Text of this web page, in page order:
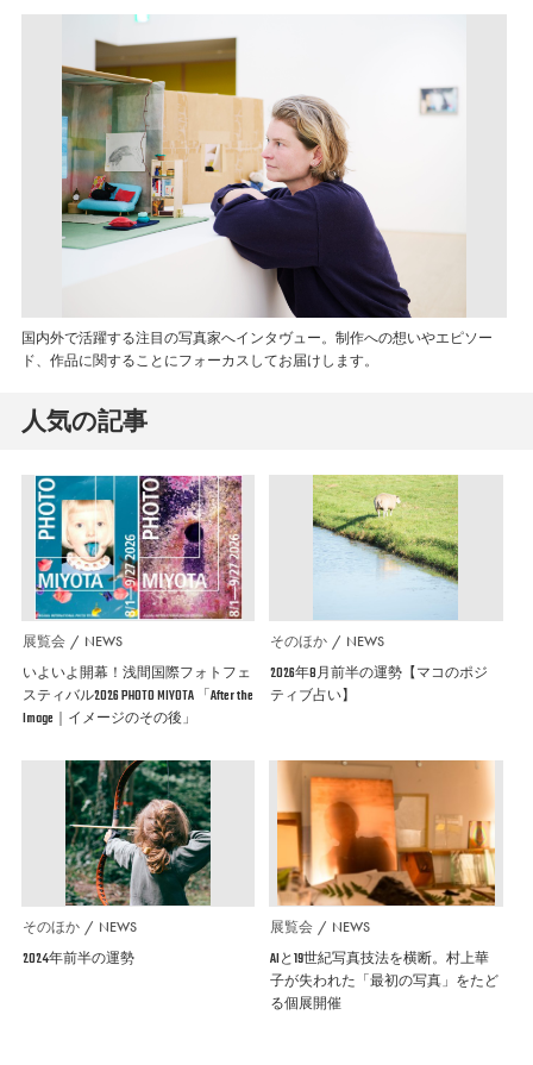
国内外で活躍する注目の写真家へインタヴュー。制作への想いやエピソー
ド、作品に関することにフォーカスしてお届けします。
人気の記事
展覧会 NEWS
いよいよ開幕！浅間国際フォトフェ
スティバル2026 PHOTO MIYOTA 「After the
Image｜イメージのその後」
そのほか NEWS
2026年8月前半の運勢【マコのポジ
ティブ占い】
そのほか NEWS
2024年前半の運勢
展覧会 NEWS
AIと19世紀写真技法を横断。村上華
子が失われた「最初の写真」をたど
る個展開催